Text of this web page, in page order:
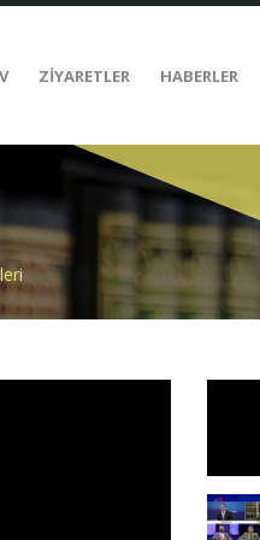
ZİYARETLER HABERLER